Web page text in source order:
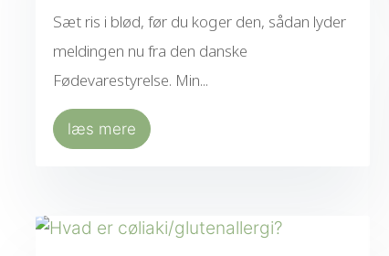
Sæt ris i blød, før du koger den, sådan lyder
meldingen nu fra den danske
Fødevarestyrelse. Min...
læs mere